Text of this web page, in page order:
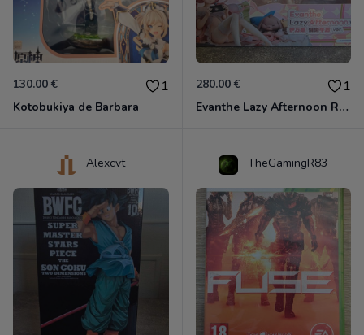
130.00 € 1
Kotobukiya de Barbara
280.00 € 1
Evanthe Lazy Afternoon Red Pride of Eden
Alexcvt TheGamingR83